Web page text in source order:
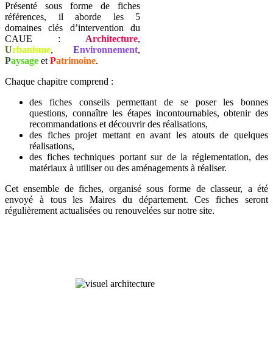
Présenté sous forme de fiches
références, il aborde les 5
domaines clés d’intervention du
CAUE :
Architecture,
Urbanisme, Environnement,
Paysage et Patrimoine.
Chaque chapitre comprend :
des fiches conseils permettant de se poser les bonnes
questions, connaître les étapes incontournables, obtenir des
recommandations et découvrir des réalisations,
des fiches projet mettant en avant les atouts de quelques
réalisations,
des fiches techniques portant sur de la réglementation, des
matériaux à utiliser ou des aménagements à réaliser.
Cet ensemble de fiches, organisé sous forme de classeur, a été
envoyé à tous les Maires du département. Ces fiches seront
régulièrement actualisées ou renouvelées sur notre site.